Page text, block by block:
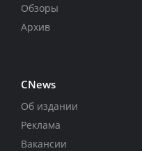
Обзоры
Архив
CNews
Об издании
Реклама
Вакансии